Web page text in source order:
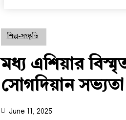
শিল্প-সংষ্কৃতি
মধ্য এশিয়ার
সোগদিয়ান সভ্যতা
June 11, 2025